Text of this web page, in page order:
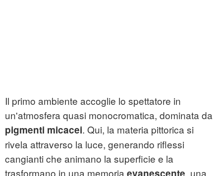
Il primo ambiente accoglie lo spettatore in
un'atmosfera quasi monocromatica, dominata da
pigmenti micacei. Qui, la materia pittorica si
rivela attraverso la luce, generando riflessi
cangianti che animano la superficie e la
trasformano in una memoria
, una